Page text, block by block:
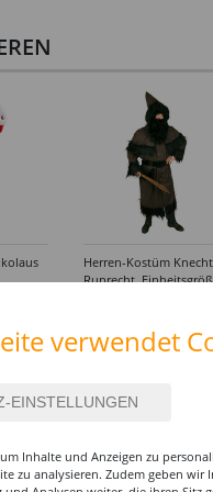
Herren-Kostüm
Ruprecht,
verwendet
Inhalte und Anzeigen zu
zu analysieren. Zudem geben